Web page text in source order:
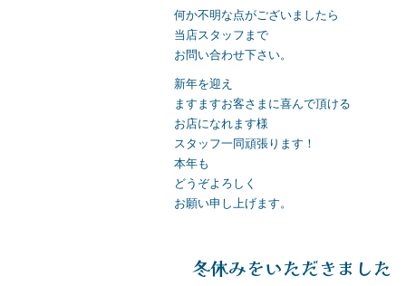
何か不明な点がございましたら
当店スタッフまで
お問い合わせ下さい。
新年を迎え
ますますお客さまに喜んで頂ける
お店になれます様
スタッフ一同頑張ります！
本年も
どうぞよろしく
お願い申し上げます。
冬休みをいただきました